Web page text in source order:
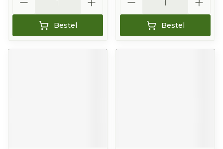
Bestel Bestel